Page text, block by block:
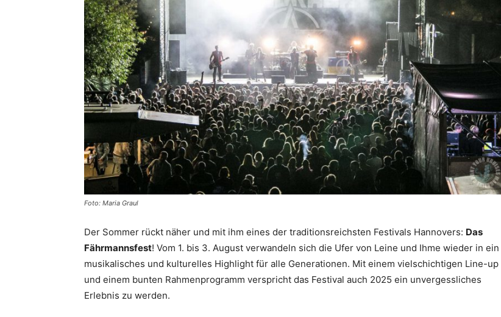
Foto: Maria Graul
Der Sommer rückt näher und mit ihm eines der traditionsreichsten Festivals Hannovers: Das
Fährmannsfest! Vom 1. bis 3. August verwandeln sich die Ufer von Leine und Ihme wieder in ein
musikalisches und kulturelles Highlight für alle Generationen. Mit einem vielschichtigen Line-up
und einem bunten Rahmenprogramm verspricht das Festival auch 2025 ein unvergessliches
Erlebnis zu werden.